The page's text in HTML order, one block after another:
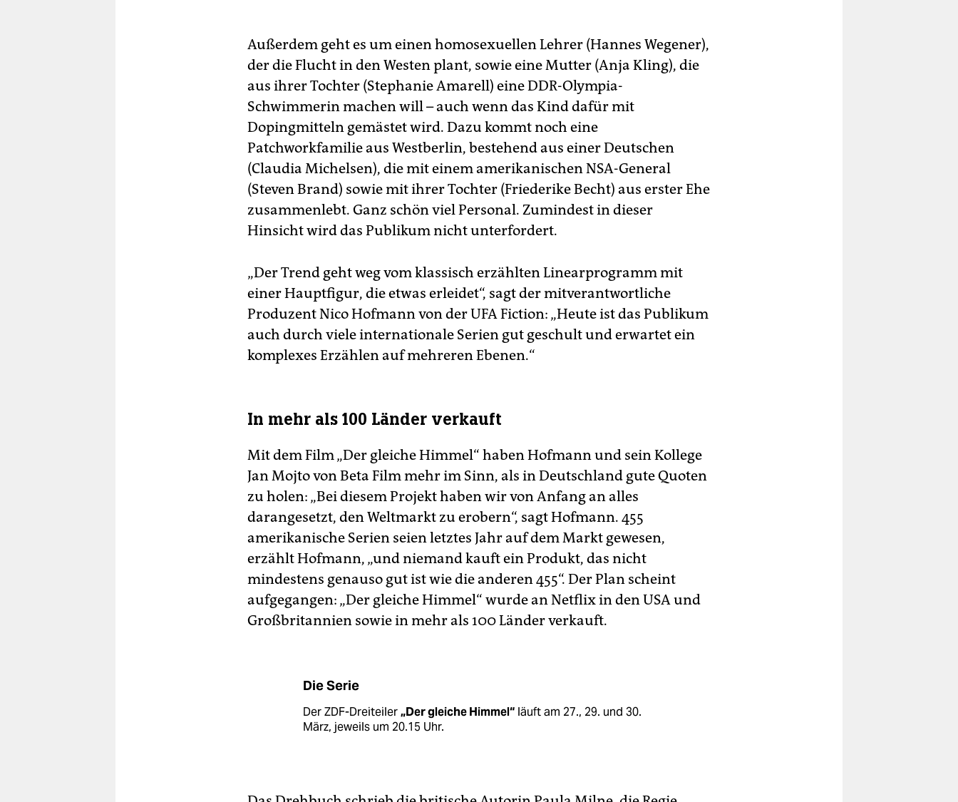
Außerdem geht es um einen homosexuellen Lehrer (Hannes Wegener),
der die Flucht in den Westen plant, sowie eine Mutter (Anja Kling), die
aus ihrer Tochter (Stephanie Amarell) eine DDR-Olympia-
Schwimmerin machen will – auch wenn das Kind dafür mit
Dopingmitteln gemästet wird. Dazu kommt noch eine
Patchworkfamilie aus Westberlin, bestehend aus einer Deutschen
(Claudia Michelsen), die mit einem amerikanischen NSA-General
(Steven Brand) sowie mit ihrer Tochter (Friederike Becht) aus erster Ehe
zusammenlebt. Ganz schön viel Personal. Zumindest in dieser
Hinsicht wird das Publikum nicht unterfordert.
„Der Trend geht weg vom klassisch erzählten Linearprogramm mit
einer Hauptfigur, die etwas erleidet“, sagt der mitverantwortliche
Produzent Nico Hofmann von der UFA Fiction: „Heute ist das Publikum
auch durch viele internationale Serien gut geschult und erwartet ein
komplexes Erzählen auf mehreren Ebenen.“
In mehr als 100 Länder verkauft
Mit dem Film „Der gleiche Himmel“ haben Hofmann und sein Kollege
Jan Mojto von Beta Film mehr im Sinn, als in Deutschland gute Quoten
zu holen: „Bei diesem Projekt haben wir von Anfang an alles
darangesetzt, den Weltmarkt zu erobern“, sagt Hofmann. 455
amerikanische Serien seien letztes Jahr auf dem Markt gewesen,
erzählt Hofmann, „und niemand kauft ein Produkt, das nicht
mindestens genauso gut ist wie die anderen 455“. Der Plan scheint
aufgegangen: „Der gleiche Himmel“ wurde an Netflix in den USA und
Großbritannien sowie in mehr als 100 Länder verkauft.
Die Serie
Der ZDF-Dreiteiler„Der gleiche Himmel“läuft am 27., 29. und 30.
März, jeweils um 20.15 Uhr.